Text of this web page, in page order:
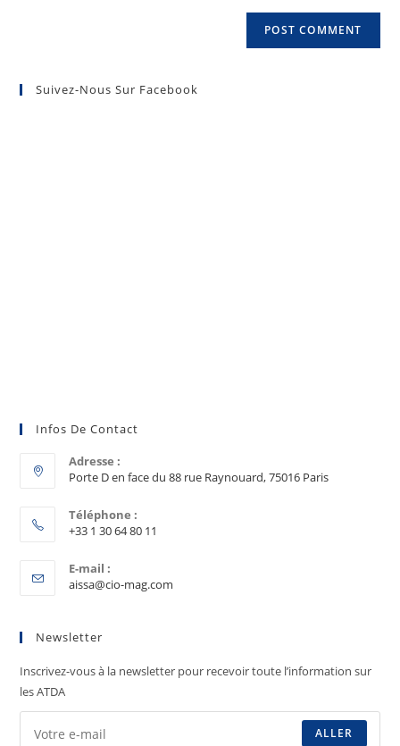
Suivez-Nous Sur Facebook
Infos De Contact
Adresse :
Porte D en face du 88 rue Raynouard, 75016 Paris
Téléphone :
+33 1 30 64 80 11
E-mail :
aissa@cio-mag.com
Newsletter
Inscrivez-vous à la newsletter pour recevoir toute l’information sur
les ATDA
ALLER